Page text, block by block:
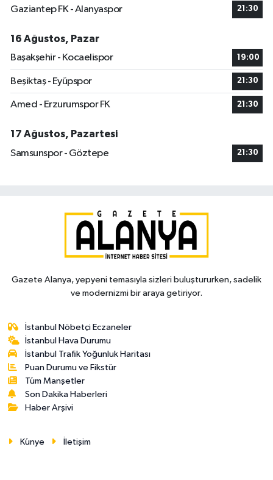
Gaziantep FK - Alanyaspor 21:30
16 Ağustos, Pazar
Başakşehir - Kocaelispor
19:00
Beşiktaş - Eyüpspor 21:30
Amed - Erzurumspor FK 21:30
17 Ağustos, Pazartesi
Samsunspor - Göztepe
21:30
Gazete Alanya, yepyeni temasıyla sizleri buluştururken, sadelik
ve modernizmi bir araya getiriyor.
İstanbul Nöbetçi Eczaneler
İstanbul Hava Durumu
İstanbul Trafik Yoğunluk Haritası
Puan Durumu ve Fikstür
Tüm Manşetler
Son Dakika Haberleri
Haber Arşivi
Künye İletişim